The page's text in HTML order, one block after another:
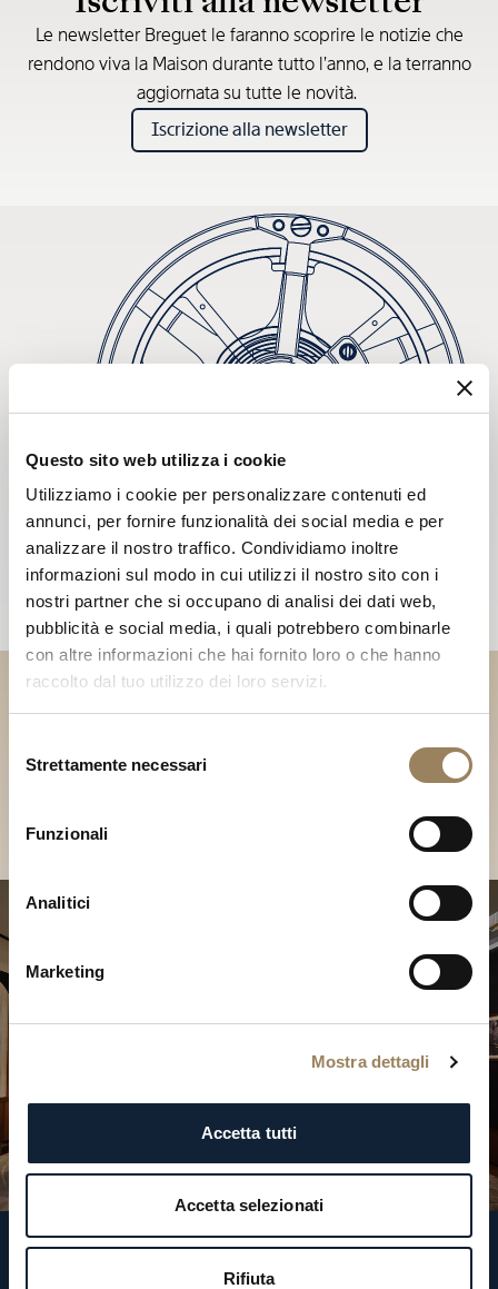
Questo sito web utilizza i cookie
Utilizziamo i cookie per personalizzare contenuti ed
annunci, per fornire funzionalità dei social media e per
analizzare il nostro traffico. Condividiamo inoltre
informazioni sul modo in cui utilizzi il nostro sito con i
nostri partner che si occupano di analisi dei dati web,
pubblicità e social media, i quali potrebbero combinarle
con altre informazioni che hai fornito loro o che hanno
raccolto dal tuo utilizzo dei loro servizi.
delStrettamente necessari
Funzionali
Analitici
Marketing
Mostra dettagli
Accetta tutti
Accetta selezionati
Rifiuta
Le newsletter Breguet le faranno scoprire le notizie che
rendono viva la Maison durante tutto l’anno, e la terranno
aggiornata su tutte le novità.
Iscrizione alla newsletter
Scopri le nostre collezioni in
Boutique